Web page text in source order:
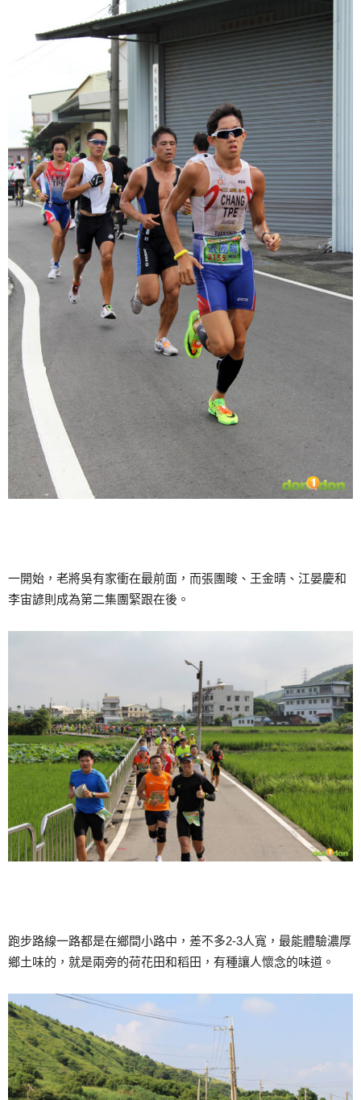
一開始，老將吳有家衝在最前面，而張團畯、王金晴、江晏慶和
李宙諺則成為第二集團緊跟在後。
跑步路線一路都是在鄉間小路中，差不多2-3人寬，最能體驗濃厚
鄉土味的，就是兩旁的荷花田和稻田，有種讓人懷念的味道。